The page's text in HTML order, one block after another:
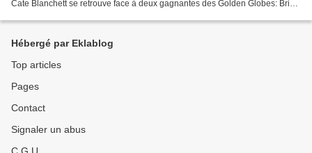
Cate Blanchett se retrouve face à deux gagnantes des Golden Globes: Brie
Hébergé par Eklablog
Top articles
Pages
Contact
Signaler un abus